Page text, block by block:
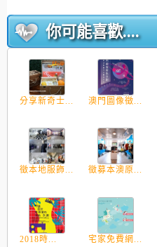
你可能喜歡....
分享新奇士... 澳門圖像徵...
徵本地服飾... 徵募本澳原...
2018時... 宅家免費網...